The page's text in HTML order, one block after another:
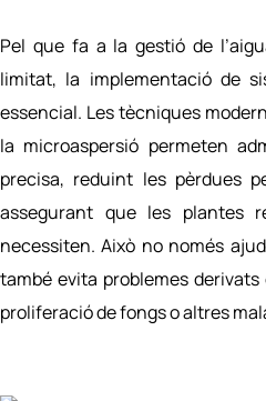
Pel que fa a la gestió de
limitat, la implementació de
essencial. Les tècniques
la microaspersió permeten
precisa, reduint les pèrdues
assegurant que les plantes
necessiten. Això no només
també evita problemes derivats
proliferació de fongs o altres